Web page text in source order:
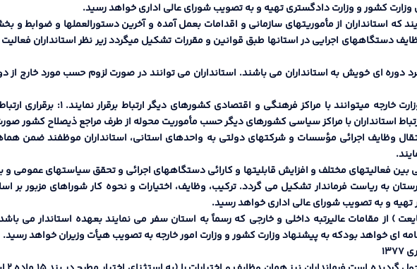
کشور و وزارت دادگستري تهیه و به تصویب شوراي عالی اداري خواهد رسید.
نمایند که استانداران از مأموریتهاي سازمانی و اقدامات بعمل آمده و آخرین دستورالعملها و
دستگاههاي اجرایی در استانها طبق قوانین و مقررات تشکیل میگردد زیر نظر استانداران
دوره اي خویش به استانداران می باشند. استانداران می توانند در صورت لزوم حسب مورد خارج از
ماده 20 استانداران با هماهنگی وزارت کشور و
انتقال وظایف اجرائی مؤسسات و شرکتهاي دولتی به واحدهاي استانی، استانداران موظفند ضمن
بین فعالیتهاي مختلف و افزایش قابلیتها و کارائی دستگاههاي اجرائی و تحقق سیاستهاي عمومی
به ریاست فرماندار تشکیل می گردد. ترکیب، وظایف، اختیارات و نحوه کار شوراهاي مزبور
و به تصویب شوراي عالی اداري خواهد رسید.
مشایعت ) از مقامات عالیرتبه داخلی و خارجی که رسماً به استان سفر می نمایند بعهده استاندار می
اي خواهد بودکه به پیشنهاد وزارت کشور و وزارت امور خارجه به تصویب هیأت وزیران خواهد رسید.